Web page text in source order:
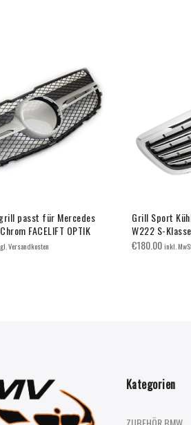
passt für Mercedes
FACELIFT OPTIK
Versandkosten
Grill Sport
W222 S-
€180.00inkl.
Kategorien